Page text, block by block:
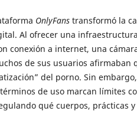
OnlyFans transformó la
Al ofrecer una
conexión a internet, una
de sus usuarios afirmaban
del porno. Sin
de uso marcan límites
qué cuerpos, prácticas